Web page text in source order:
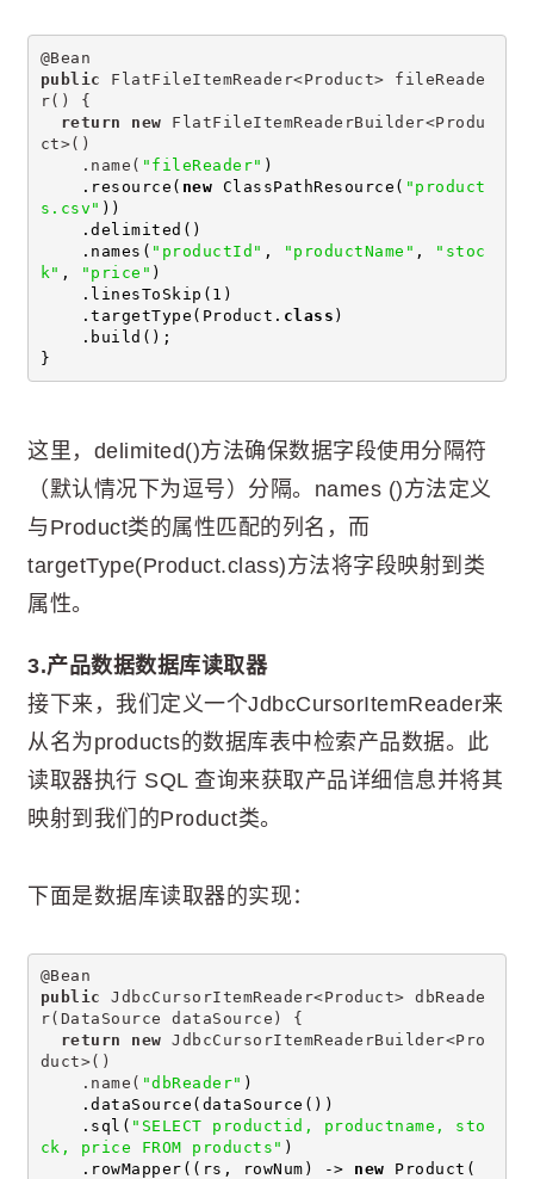
@Bean
public FlatFileItemReader<Product> fileReade
r() {
return
new FlatFileItemReaderBuilder<Produ
ct>()
.name( "fileReader" )
.resource( new ClassPathResource( "product
s.csv" ))
.delimited()
.names( "productId" , "productName" ,
"stoc
k" , "price" )
.linesToSkip(1)
.targetType(Product. class )
.build();
}
这里，delimited()方法确保数据字段使用分隔符
（默认情况下为逗号）分隔。names ()方法定义
与Product类的属性匹配的列名，而
targetType(Product.class)方法将字段映射到类
属性。
3.产品数据数据库读取器
接下来，我们定义一个JdbcCursorItemReader来
从名为products的数据库表中检索产品数据。此
读取器执行 SQL 查询来获取产品详细信息并将其
映射到我们的Product类。
下面是数据库读取器的实现：
@Bean
public JdbcCursorItemReader<Product> dbReade
r(DataSource dataSource) {
return
new JdbcCursorItemReaderBuilder<Pro
duct>()
.name( "dbReader" )
.dataSource(dataSource())
.sql( "SELECT productid, productname, sto
ck, price FROM products" )
.rowMapper((rs, rowNum) -> new Product(